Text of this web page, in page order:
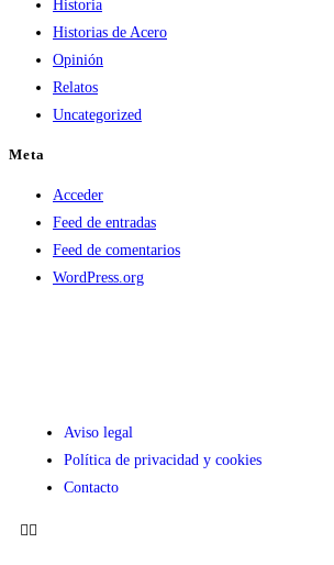
Historia
Historias de Acero
Opinión
Relatos
Uncategorized
Meta
Acceder
Feed de entradas
Feed de comentarios
WordPress.org
Aviso legal
Política de privacidad y cookies
Contacto